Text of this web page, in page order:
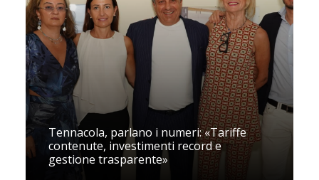
Tennacola, parlano i numeri: «Tariffe
contenute, investimenti record e
gestione trasparente»